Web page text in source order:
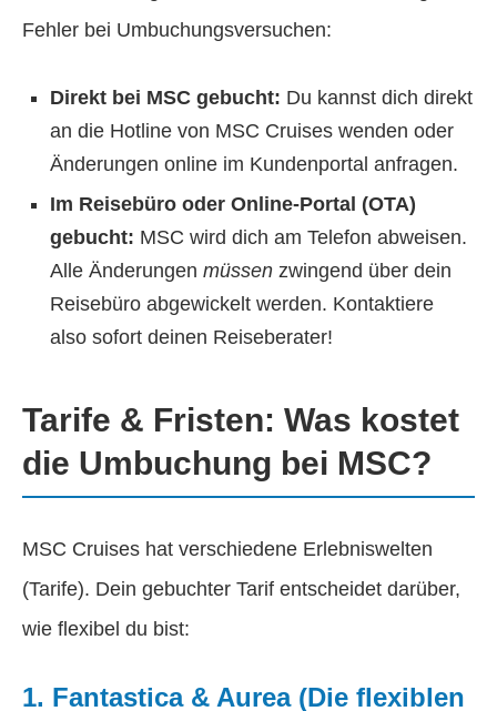
Fehler bei Umbuchungsversuchen:
Direkt bei MSC gebucht: Du kannst dich direkt
an die Hotline von MSC Cruises wenden oder
Änderungen online im Kundenportal anfragen.
Im Reisebüro oder Online-Portal (OTA)
gebucht: MSC wird dich am Telefon abweisen.
Alle Änderungen müssen zwingend über dein
Reisebüro abgewickelt werden. Kontaktiere
also sofort deinen Reiseberater!
Tarife & Fristen: Was kostet
die Umbuchung bei MSC?
MSC Cruises hat verschiedene Erlebniswelten
(Tarife). Dein gebuchter Tarif entscheidet darüber,
wie flexibel du bist:
1. Fantastica & Aurea (Die flexiblen